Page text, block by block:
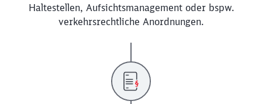
Haltestellen, Aufsichtsmanagement oder bspw.
verkehrsrechtliche Anordnungen.